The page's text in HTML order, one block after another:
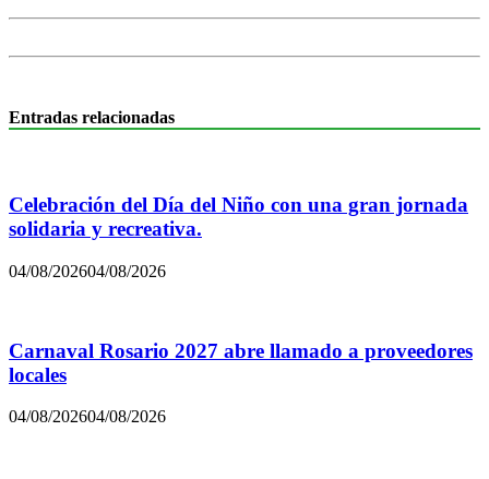
Entradas relacionadas
Celebración del Día del Niño con una gran jornada
solidaria y recreativa.
04/08/202604/08/2026
Carnaval Rosario 2027 abre llamado a proveedores
locales
04/08/202604/08/2026